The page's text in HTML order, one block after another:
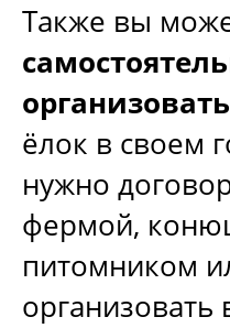
Также вы
организовать
ёлок в своем
нужно
фермой,
питомником